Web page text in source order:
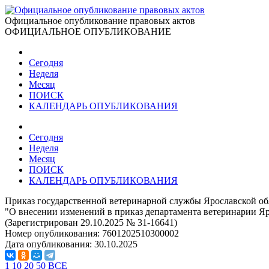
Официальное опубликование правовых актов
ОФИЦИАЛЬНОЕ ОПУБЛИКОВАНИЕ
Сегодня
Неделя
Месяц
ПОИСК
КАЛЕНДАРЬ ОПУБЛИКОВАНИЯ
Сегодня
Неделя
Месяц
ПОИСК
КАЛЕНДАРЬ ОПУБЛИКОВАНИЯ
Приказ государственной ветеринарной службы Ярославской
"О внесении изменений в приказ департамента ветеринарии
(Зарегистрирован 29.10.2025 № 31-16641)
Номер опубликования: 7601202510300002
Дата опубликования: 30.10.2025
1 10 20 50 ВСЕ